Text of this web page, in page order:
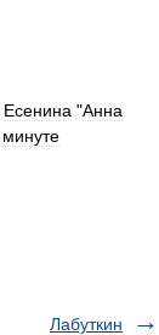
Есенина "Анна
минуте
Лабуткин